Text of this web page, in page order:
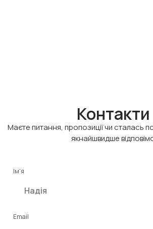
Контакти
Маєте питання, пропозиції чи сталась
якнайшвидше
Ім'я
Email